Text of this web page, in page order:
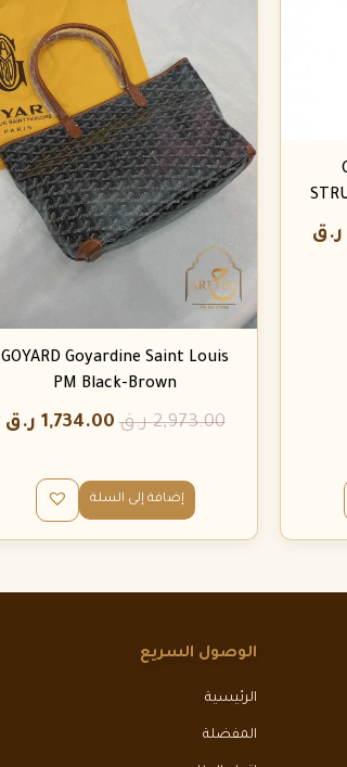
ر.ق
GOYARD Goyardine Saint Louis
PM Black-Brown
2,973.00 ر.ق 1,734.00 ر.ق
إضافة إلى السلة
الوصول السريع
الرئيسية
المفضلة